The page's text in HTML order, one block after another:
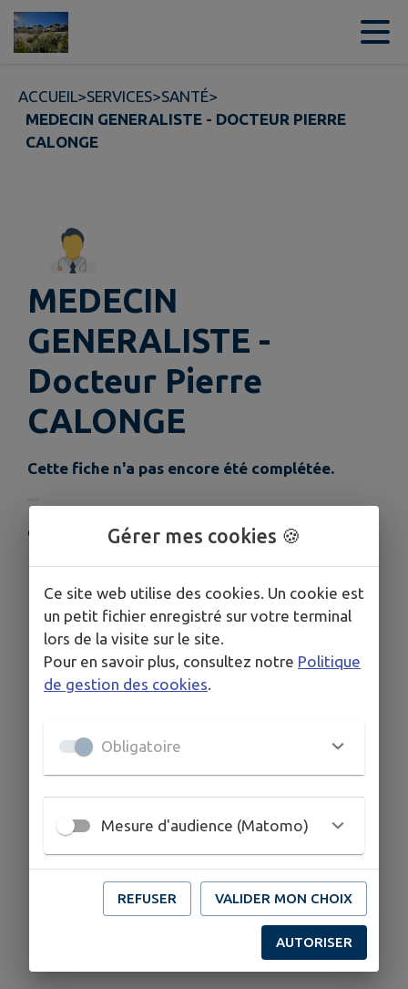
Contenu
ACCUEIL>SERVICES>SANTÉ>
MEDECIN GENERALISTE - DOCTEUR PIERRE
CALONGE
MEDECIN
GENERALISTE -
Docteur Pierre
CALONGE
Cette fiche n'a pas encore été complétée.
COORDONNÉES
03 80 90 85 06
Gérer mes cookies 🍪
Ce site web utilise des cookies. Un cookie est
un petit fichier enregistré sur votre terminal
lors de la visite sur le site.
Pour en savoir plus, consultez notre Politique
de gestion des cookies
Obligatoire
Mesure d'audience (Matomo)
REFUSER VALIDER MON CHOIX
AUTORISER